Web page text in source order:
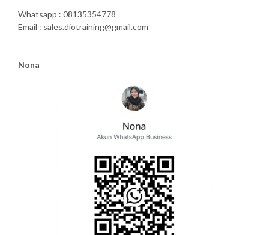
Whatsapp : 08135354778
Email : sales.diotraining@gmail.com
Nona